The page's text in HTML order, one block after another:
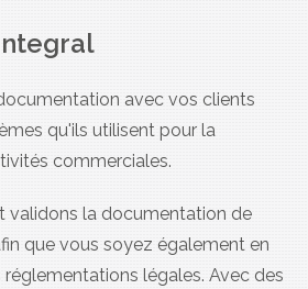
avec vos clients
qu'ils utilisent pour la
commerciales.
validons la documentation de
que vous soyez également en
légales. Avec des